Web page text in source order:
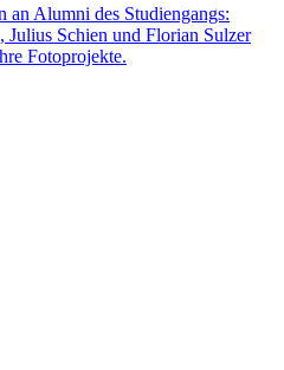
an Alumni des Studiengangs:
Julius Schien und Florian Sulzer
Fotoprojekte.